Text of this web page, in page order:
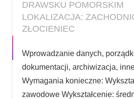
DRAWSKU POMORSKIM
LOKALIZACJA:
ZŁOCIENIEC
Wprowadzanie danych,
dokumentacji, archiwizacja,
Wymagania konieczne:
zawodowe Wykształcenie: